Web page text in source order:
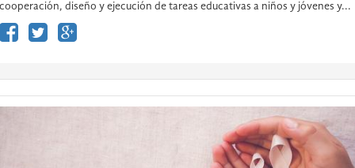
cooperación, diseño y ejecución de tareas educativas a niños y jóvenes y...